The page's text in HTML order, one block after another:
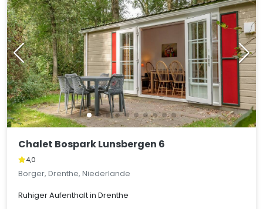
Chalet Bospark Lunsbergen 6
4,0
Borger, Drenthe, Niederlande
Ruhiger Aufenthalt in Drenthe